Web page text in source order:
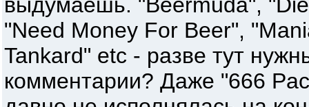
"Need Money For Beer",
Tankard" etc - разве тут
комментарии? Даже "666